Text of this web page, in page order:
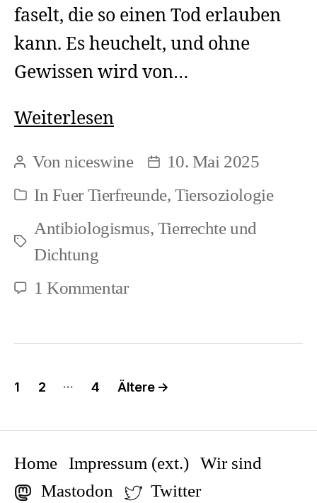
faselt, die so einen Tod erlauben
kann. Es heuchelt, und ohne
Gewissen wird von…
WeiterlesenTotenglocke
heuchelt
/
Beitragsautor
Vonniceswine Beitragsdatum
10. Mai 2025
Kategorien
In Fuer Tierfreunde,Tiersoziologie
Schlagwörter
Antibiologismus, Tierrechte und
Dichtung
1 Kommentarzu
–
heuchelt
Seitennummerierung
der
1 2 … 4 Ältere →
Home Impressum (ext.) Wir sind
Mastodon
Twitter